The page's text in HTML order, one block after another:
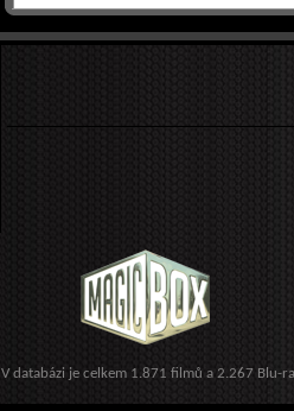
V databázi je celkem 1.871 filmů a 2.267 Blu-